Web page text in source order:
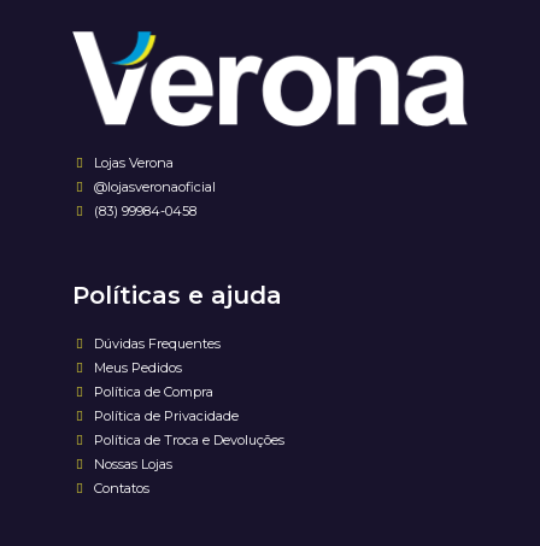
Lojas Verona
@lojasveronaoficial
(83) 99984-0458
Políticas e ajuda
Dúvidas Frequentes
Meus Pedidos
Política de Compra
Política de Privacidade
Política de Troca e Devoluções
Nossas Lojas
Contatos